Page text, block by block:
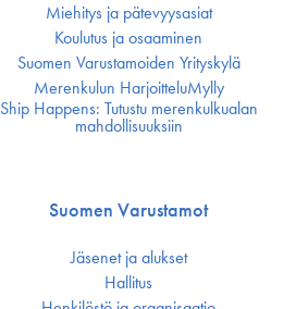
Miehitys ja pätevyys­asiat
Koulutus ja osaaminen
Suomen Varustamoiden Yrityskylä
Merenkulun HarjoitteluMylly
Ship Happens: Tutustu merenkulkualan
mahdollisuuksiin
Suomen Varustamot
Jäsenet ja alukset
Hallitus